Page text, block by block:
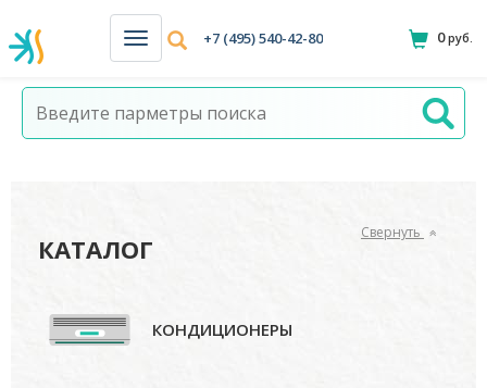
Н
а
в
и
+7 (495) 540-42-80 0руб.
КАТАЛОГ
Свернуть
КОНДИЦИОНЕРЫ